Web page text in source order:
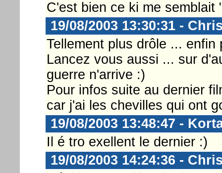
C'est bien ce ki me semblait
19/08/2003 13:30:31 -
Tellement plus drôle ...
Lancez vous aussi ... sur
guerre n'arrive :)
Pour infos suite au dernier
car j'ai les chevilles qui ont
19/08/2003 13:48:47 -
Il é tro exellent le dernier :)
19/08/2003 14:24:36 -